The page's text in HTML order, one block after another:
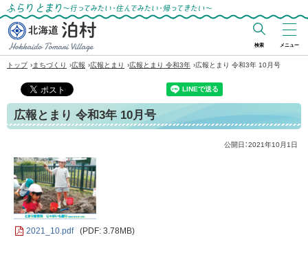
ふらりとまり～行ってみたい・住んでみた
い・帰ってきたい～
北海道 泊村
Village
検索 メニュー
トップ ›まちづくり ›広報 ›広報とまり ›広報とまり 令和3年 ›広報とまり 令和3年 10月号
広報とまり 令和3年 10月号
公開日：2021年10月1日
2021_10.pdf (PDF: 3.78MB)